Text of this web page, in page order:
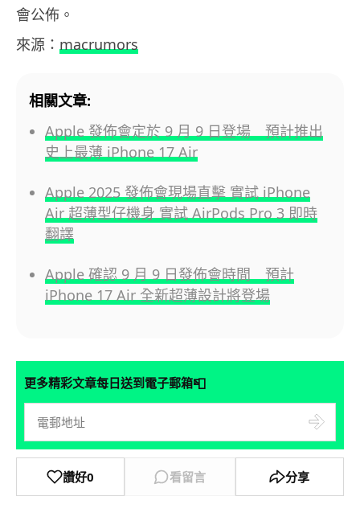
會公佈。
來源： macrumors
相關文章:
Apple 發佈會定於 9 月 9 日登場 預計推出
史上最薄 iPhone 17 Air
Apple 2025 發佈會現場直擊 實試 iPhone
Air 超薄型仔機身 實試 AirPods Pro 3 即時
翻譯
Apple 確認 9 月 9 日發佈會時間 預計
iPhone 17 Air 全新超薄設計將登場
更多精彩文章每日送到電子郵箱📮
讚好0 看留言 分享